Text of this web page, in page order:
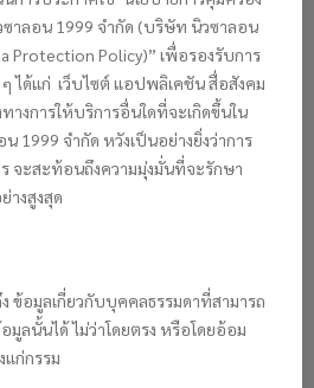
ออนไลน์ (Graduate Photo
ห้ถูกต้อง (Please select your
ยหรือสั่งจองผิดพลาด
: @newsalon1999
2569
ขอนแก่น
าลอน 1999 จำกัด (บริษัท นิวซาลอน
Protection Policy)” เพื่อรองรับการ
ได้แก่ เว็บไซต์ แอปพลิเคชัน สื่อสังคม
างการให้บริการอื่นใดที่จะเกิดขึ้นใน
1999 จำกัด หวังเป็นอย่างยิ่งว่าการ
ร จะสะท้อนถึงความมุ่งมั่นที่จะรักษา
งสูงสุด
ข้อมูลเกี่ยวกับบุคคลธรรมดาที่สามารถ
ลนั้นได้ ไม่ว่าโดยตรง หรือโดยอ้อม
แก่กรรม